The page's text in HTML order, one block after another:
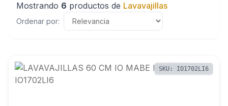
Mostrando 6 productos de Lavavajillas
Ordenar por:
SKU: IO1702LI6